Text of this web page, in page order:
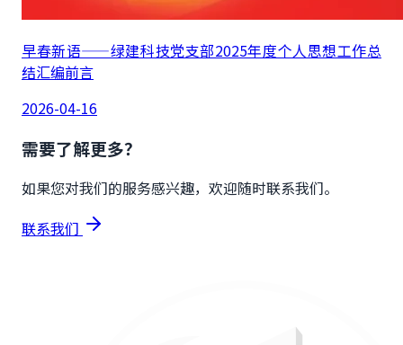
早春新语——绿建科技党支部2025年度个人思想工作总
结汇编前言
2026-04-16
需要了解更多？
如果您对我们的服务感兴趣，欢迎随时联系我们。
联系我们